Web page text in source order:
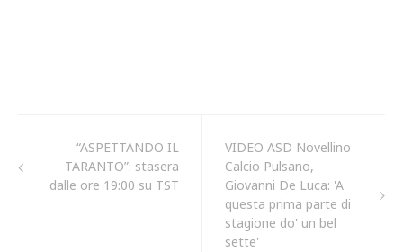
“ASPETTANDO IL
TARANTO”: stasera
dalle ore 19:00 su TST
VIDEO ASD Novellino
Calcio Pulsano,
Giovanni De Luca: 'A
questa prima parte di
stagione do' un bel
sette'